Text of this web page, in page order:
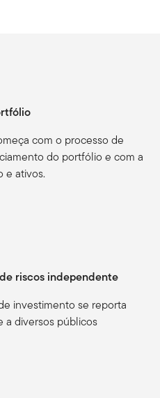
com o processo de
do portfólio e com a
e ativos.
riscos independente
investimento se reporta
a diversos públicos